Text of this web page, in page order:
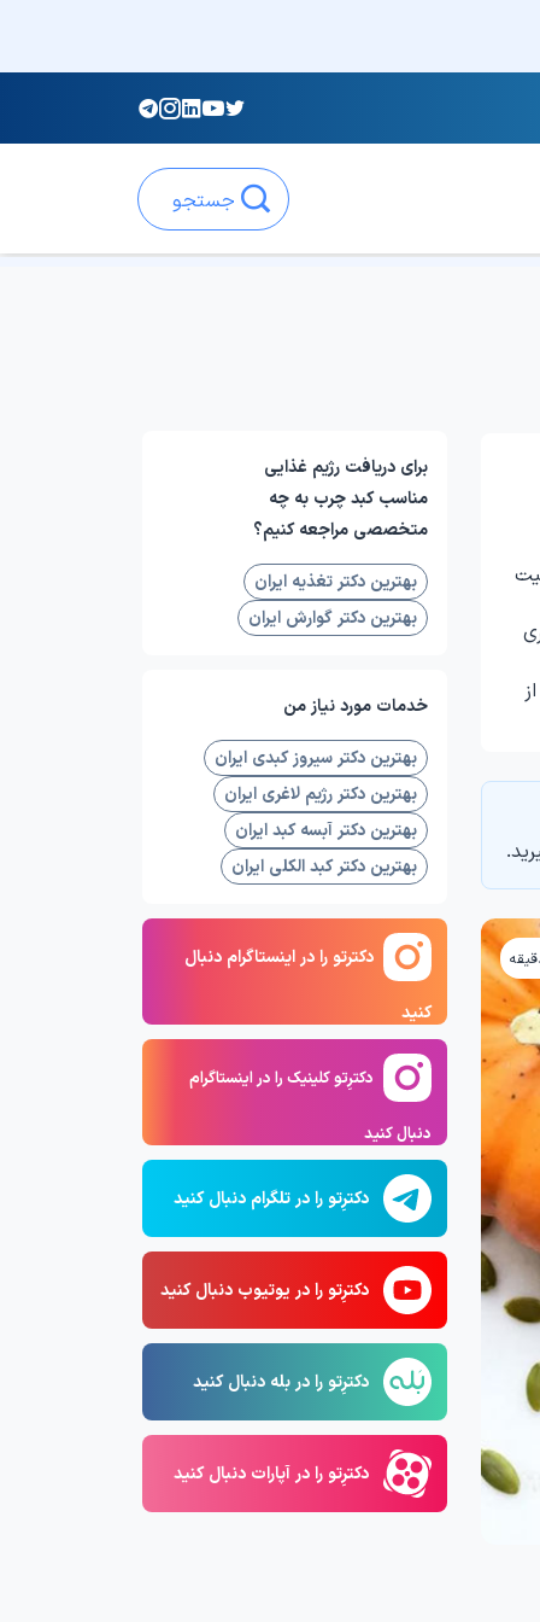
جستجو
برای دریافت رژیم غذایی
مناسب کبد چرب به چه
متخصصی مراجعه کنیم؟
بهترین دکتر تغذیه ایران
بهترین دکتر گوارش ایران
خدمات مورد نیاز من
بهترین دکتر سیروز کبدی ایران
بهترین دکتر رژیم لاغری ایران
بهترین دکتر آبسه کبد ایران
بهترین دکتر کبد الکلی ایران
دکترتو را در اینستاگرام دنبال
کنید
دکترِتو کلینیک را در اینستاگرام
دنبال کنید
دکترِتو را در تلگرام دنبال کنید
دکترِتو را در یوتیوب دنبال کنید
دکترِتو را در بله دنبال کنید
دکترِتو را در آپارات دنبال کنید